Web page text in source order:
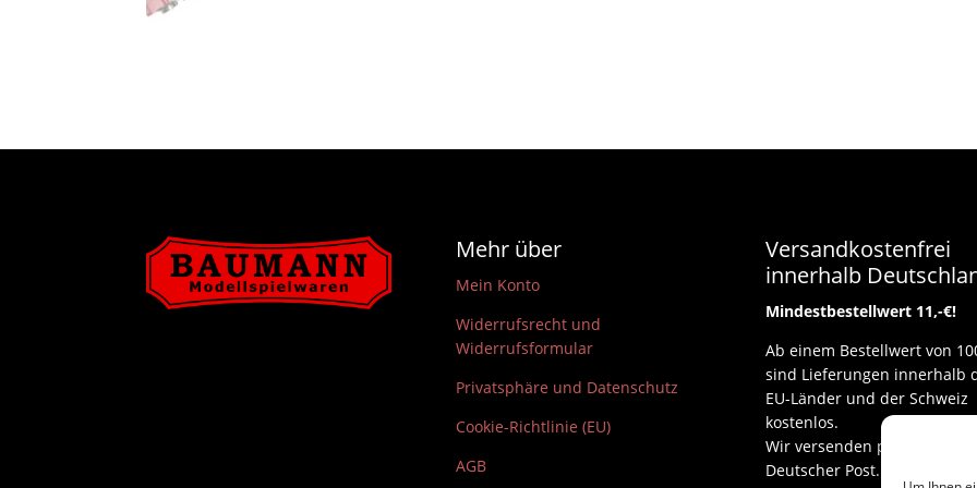
Mehr über
Mein Konto
Widerrufsrecht und
Widerrufsformular
Privatsphäre und Datenschutz
Cookie-Richtlinie (EU)
AGB
Versandkostenfrei
innerhalb
Mindestbestellwert 11,-€!
Ab einem Bestellwert von
sind Lieferungen innerhalb
EU-Länder und der Schweiz
kostenlos.
Wir versenden per DHL und
Deutscher Post.